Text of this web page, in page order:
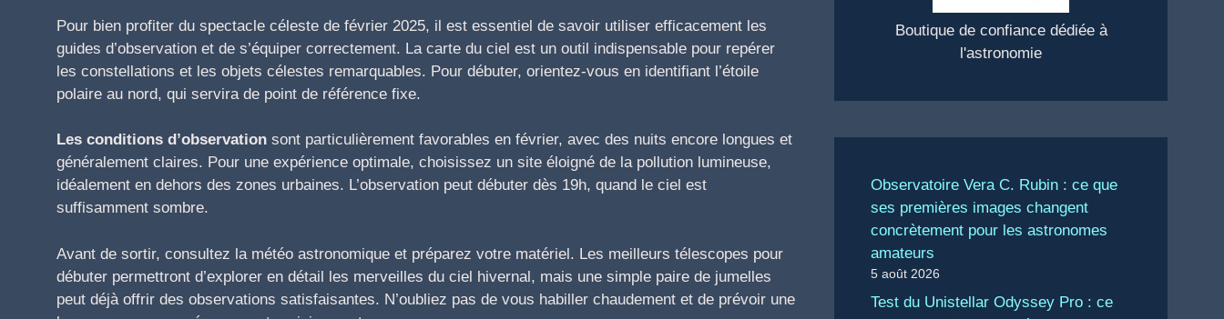
Pour bien profiter du spectacle céleste de février 2025, il est essentiel de savoir utiliser efficacement les
guides d’observation et de s’équiper correctement. La carte du ciel est un outil indispensable pour repérer
les constellations et les objets célestes remarquables. Pour débuter, orientez-vous en identifiant l’étoile
polaire au nord, qui servira de point de référence fixe.
Les conditions d’observation sont particulièrement favorables en février, avec des nuits encore longues et
généralement claires. Pour une expérience optimale, choisissez un site éloigné de la pollution lumineuse,
idéalement en dehors des zones urbaines. L’observation peut débuter dès 19h, quand le ciel est
suffisamment sombre.
Avant de sortir, consultez la météo astronomique et préparez votre matériel. Les meilleurs télescopes pour
débuter permettront d’explorer en détail les merveilles du ciel hivernal, mais une simple paire de jumelles
peut déjà offrir des observations satisfaisantes. N’oubliez pas de vous habiller chaudement et de prévoir une
Boutique de confiance dédiée à
l'astronomie
Observatoire Vera C. Rubin : ce que
ses premières images changent
concrètement pour les astronomes
amateurs
5 août 2026
Test du Unistellar Odyssey Pro : ce